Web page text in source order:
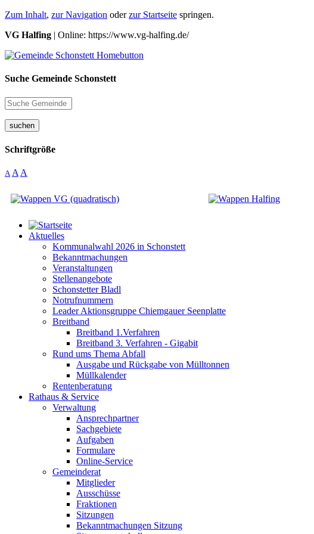
Zum Inhalt, zur Navigation oderzur Startseite springen.
VG Halfing | Online: https://www.vg-halfing.de/
Suche Gemeinde Schonstett
suchen
Schriftgröße
A A A
Aktuelles
Kommunalwahl 2026 in Schonstett
Bekanntmachungen
Veranstaltungen
Stellenangebote
Schonstetter Bladl
Notrufnummern
Leader Aktionsgruppe Chiemgauer Seenplatte
Breitband
Breitband 1.Verfahren
Breitband 3. Verfahren - Gigabit
Rund ums Thema Abfall
Ausgabe und Rückgabe von Mülltonnen
Müllkalender
Rentenberatung
Rathaus & Service
Verwaltung
Ansprechpartner
Sachgebiete
Aufgaben
Formulare
Online-Service
Gemeinderat
Mitglieder
Ausschüsse
Fraktionen
Sitzungen
Bekanntmachungen Sitzung